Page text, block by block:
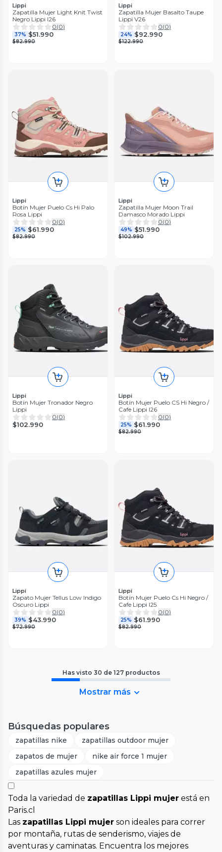
Lippi
Zapatilla Mujer Light Knit Twist
Negro Lippi I26
0(0)
37% $51.990
$82.990
Lippi
Zapatilla Mujer Basalto Taupe
Lippi V26
0(0)
24% $92.990
$122.990
Lippi
Botín Mujer Puelo Cs Hi Palo
Rosa Lippi
0(0)
25% $61.990
$82.990
Lippi
Zapatilla Mujer Moon Trail
Damasco Morado Lippi
0(0)
49% $51.990
$102.990
Lippi
Botín Mujer Tronador Negro
Lippi
0(0)
$102.990
Lippi
Botín Mujer Puelo CS Hi Negro /
Cafe Lippi I26
0(0)
25% $61.990
$82.990
Lippi
Zapato Mujer Tellus Low Indigo
Oscuro Lippi
0(0)
39% $43.990
$72.990
Lippi
Botín Mujer Puelo Cs Hi Negro /
Cafe Lippi I25
0(0)
25% $61.990
$82.990
Has visto 30 de 127 productos
Mostrar más
Búsquedas populares
zapatillas nike
zapatillas outdoor mujer
zapatos de mujer
nike air force 1 mujer
zapatillas azules mujer
Toda la variedad de zapatillas Lippi mujer está en
Paris.cl
Las zapatillas Lippi mujer son ideales para correr
por montaña, rutas de senderismo, viajes de
aventuras y caminatas. Encuentra los mejores